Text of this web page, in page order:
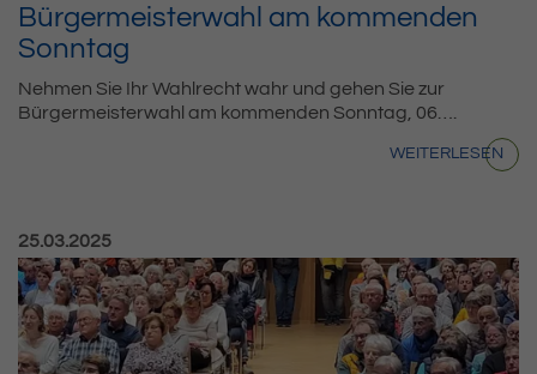
Bürgermeisterwahl am kommenden
Sonntag
Nehmen Sie Ihr Wahlrecht wahr und gehen Sie zur
Bürgermeisterwahl am kommenden Sonntag, 06….
WEITERLESEN
Veröffentlicht am:
25.03.2025